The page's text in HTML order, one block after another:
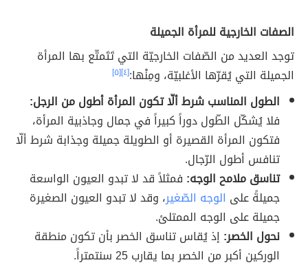
الصفات الخارجية للمرأة الجميلة
توجد العديد من الصّفات الخارجيّة التي تَتَمتّع بها المرأة
الجميلة التي يُقرّها الأغلبيّة، ومِنْها:[٤] [٥]
الطول المناسب شرط ألّا تكون المرأة أطول من الرجل:
فلا يُشكّل الطّول دوراً كبيراً في جمال وجاذبية المرأة،
فتكون المرأة القصيرة أو الطويلة جميلة وجذابة شرط ألّا
تنافس أطول الرّجال.
تناسق ملامح الوجه: فمثلاً قد لا تبدو العيون الواسعة
جميلةً على الوجه الصّغير، وقد لا تبدو العيون الصغيرة
جميلة على الوجه الممتلئ.
نحول الخصر: إذ يُقاس تناسق الخصر بأن تكون منطقة
الوركين أكبر من الخصر بما يقارب 25 سنتمتراً.